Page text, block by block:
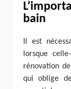
bain
Il est
lorsque
rénovation
qui oblige